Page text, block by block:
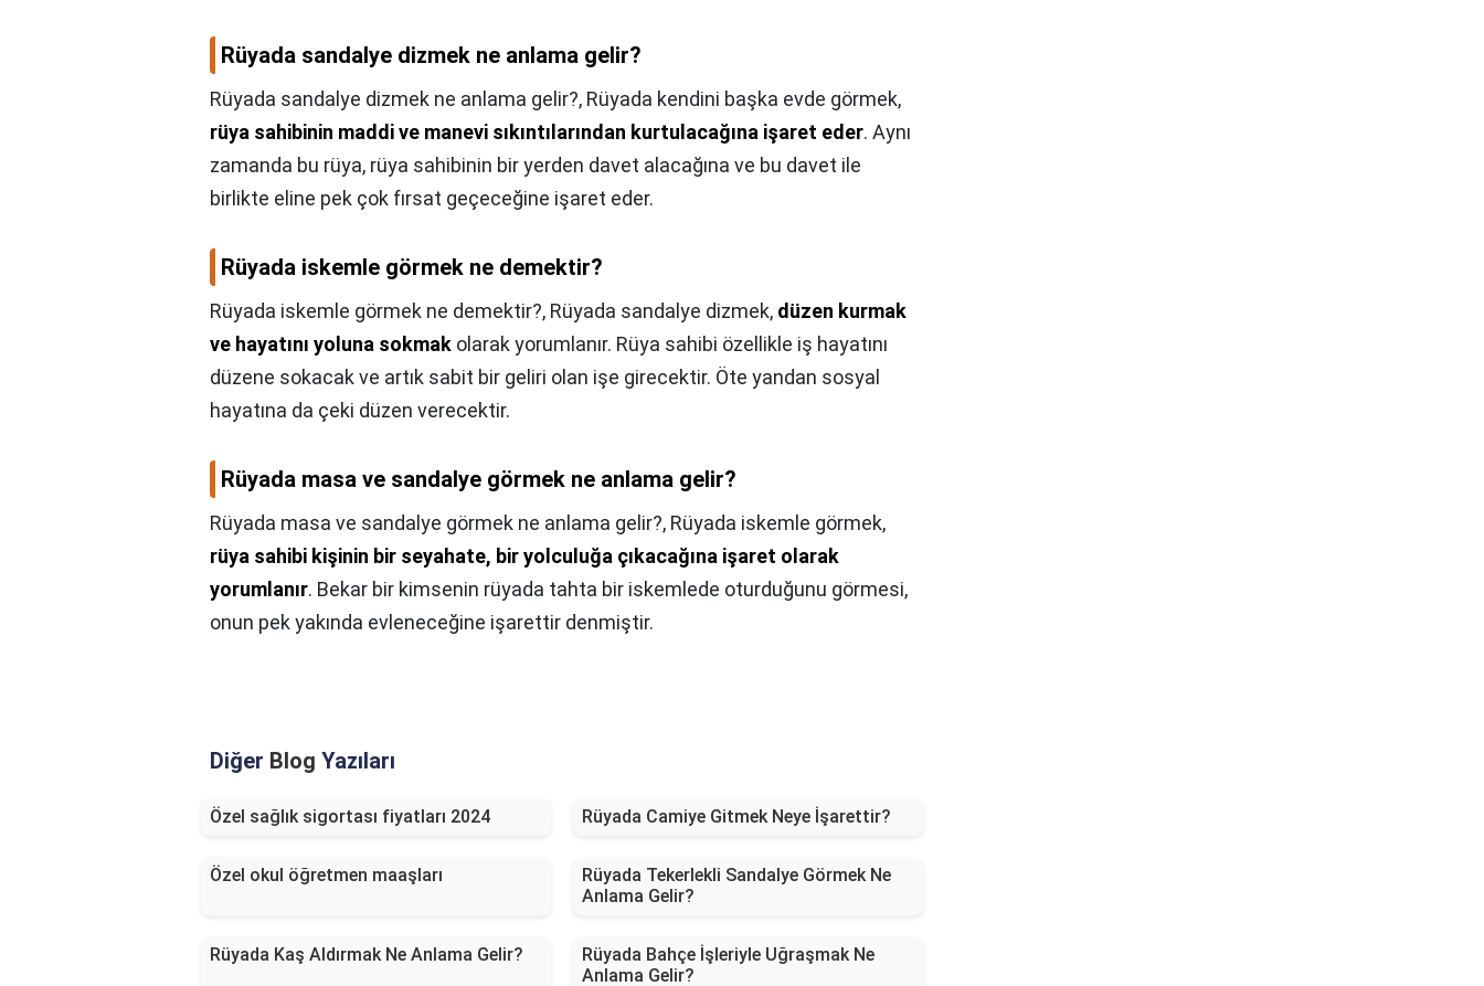
Rüyada sandalye dizmek ne anlama gelir?
Rüyada sandalye dizmek ne anlama gelir?, Rüyada kendini başka evde görmek,
rüya sahibinin maddi ve manevi sıkıntılarından kurtulacağına işaret eder. Aynı
zamanda bu rüya, rüya sahibinin bir yerden davet alacağına ve bu davet ile
birlikte eline pek çok fırsat geçeceğine işaret eder.
Rüyada iskemle görmek ne demektir?
Rüyada iskemle görmek ne demektir?, Rüyada sandalye dizmek, düzen kurmak
ve hayatını yoluna sokmak olarak yorumlanır. Rüya sahibi özellikle iş hayatını
düzene sokacak ve artık sabit bir geliri olan işe girecektir. Öte yandan sosyal
hayatına da çeki düzen verecektir.
Rüyada masa ve sandalye görmek ne anlama gelir?
Rüyada masa ve sandalye görmek ne anlama gelir?, Rüyada iskemle görmek,
rüya sahibi kişinin bir seyahate, bir yolculuğa çıkacağına işaret olarak
yorumlanır. Bekar bir kimsenin rüyada tahta bir iskemlede oturduğunu görmesi,
onun pek yakında evleneceğine işarettir denmiştir.
Diğer Blog Yazıları
Özel sağlık sigortası fiyatları 2024 Rüyada Camiye Gitmek Neye İşarettir?
Özel okul öğretmen maaşları
Rüyada Tekerlekli Sandalye Görmek Ne
Anlama Gelir?
Rüyada Kaş Aldırmak Ne Anlama Gelir?
Rüyada Bahçe İşleriyle Uğraşmak Ne
Anlama Gelir?